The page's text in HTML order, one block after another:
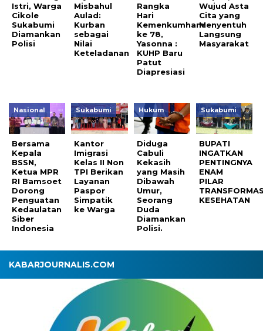
Istri, Warga
Cikole
Sukabumi
Diamankan
Polisi
Misbahul
Aulad:
Kurban
sebagai
Nilai
Keteladanan
Rangka
Hari
Kemenkumham
ke 78,
Yasonna :
KUHP Baru
Patut
Diapresiasi
Wujud Asta
Cita yang
Menyentuh
Langsung
Masyarakat
Nasional
Bersama
Kepala
BSSN,
Ketua MPR
RI Bamsoet
Dorong
Penguatan
Kedaulatan
Siber
Indonesia
Sukabumi
Kantor
Imigrasi
Kelas II Non
TPI Berikan
Layanan
Paspor
Simpatik
ke Warga
Hukum
Diduga
Cabuli
Kekasih
yang Masih
Dibawah
Umur,
Seorang
Duda
Diamankan
Polisi.
Sukabumi
BUPATI
INGATKAN
PENTINGNYA
ENAM
PILAR
KESEHATAN
KABARJOURNALIS.COM